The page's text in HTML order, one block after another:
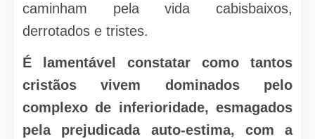
caminham pela vida cabisbaixos,
derrotados e tristes.
É lamentável constatar como tantos
cristãos vivem dominados pelo
complexo de inferioridade, esmagados
pela prejudicada auto-estima, com a